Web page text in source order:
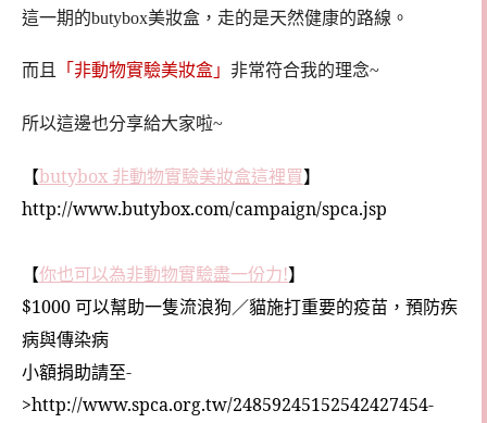
這一期的butybox美妝盒，走的是天然健康的路線。
而且 「非動物實驗美妝盒」 非常符合我的理念~
所以這邊也分享給大家啦~
【butybox 非動物實驗美妝盒這裡買】
http://www.butybox.com/campaign/spca.jsp
【你也可以為非動物實驗盡一份力!】
$1000可以幫助一隻流浪狗／貓施打重要的疫苗，預防疾
病與傳染病
小額捐助請至-
>http://www.spca.org.tw/24859245152542427454-